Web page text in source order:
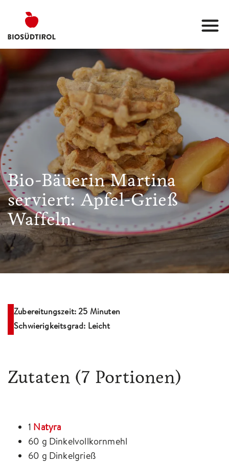
Bio-Bäuerin Martina
serviert: Apfel-Grieß
Waffeln.
Zubereitungszeit: 25 Minuten
Schwierigkeitsgrad: Leicht
Zutaten (7 Portionen)
1 Natyra
60 g Dinkelvollkornmehl
60 g Dinkelgrieß